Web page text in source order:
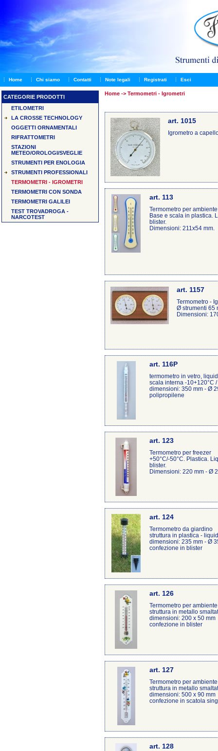
Home Chi siamo Contatti Note legali Registrati Esci
CATEGORIE PRODOTTI
ETILOMETRI
LA CROSSE TECHNOLOGY
OGGETTI ORNAMENTALI
RIFRATTOMETRI
STAZIONI
METEO/OROLOGI/SVEGLIE
STRUMENTI PER ENOLOGIA
STRUMENTI PROFESSIONALI
TERMOMETRI - IGROMETRI
TERMOMETRI CON SONDA
TERMOMETRI GALILEI
TEST TROVADROGA -
NARCOTEST
Home -> Termometri - Igrometri
art. 1015
Igrometro a
art. 113
Termometro per ambiente
Base e scala in plastica.
blister.
Dimensioni: 211x54 mm.
art. 1157
Termometro -
Ø strumenti 65
Dimensioni:
art. 116P
termometro in vetro,
scala interna -10+120°C
dimensioni: 350 mm - Ø
polipropilene
art. 123
Termometro per freezer
+50°C/-50°C. Plastica.
blister.
Dimensioni: 220 mm - Ø
art. 124
Termometro da giardino
struttura in plastica -
dimensioni: 235 mm - Ø
confezione in blister
art. 126
Termometro per
struttura in metallo
dimensioni: 200 x 50 mm
confezione in blister
art. 127
Termometro per
struttura in metallo
dimensioni: 500 x 90 mm
confezione in scatola
art. 128